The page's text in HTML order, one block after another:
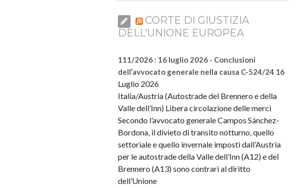
CORTE DI GIUSTIZIA
DELL’UNIONE EUROPEA
111/2026 : 16 luglio 2026 - Conclusioni
dell’avvocato generale nella causa C-524/24 16
Luglio 2026
Italia/Austria (Autostrade del Brennero e della
Valle dell’Inn) Libera circolazione delle merci
Secondo l’avvocato generale Campos Sánchez-
Bordona, il divieto di transito notturno, quello
settoriale e quello invernale imposti dall’Austria
per le autostrade della Valle dell’Inn (A12) e del
Brennero (A13) sono contrari al diritto
dell’Unione